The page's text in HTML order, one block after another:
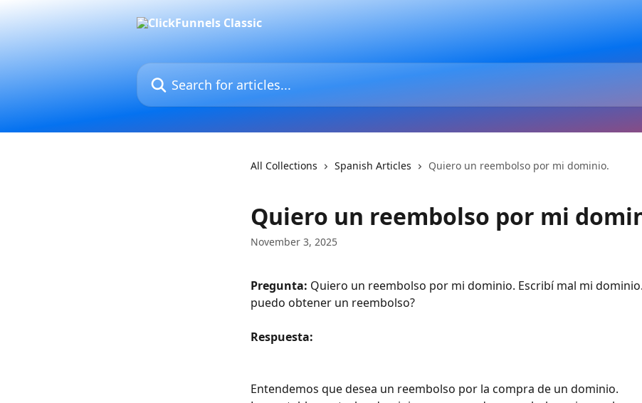
Search for articles...
All Collections Spanish Articles Quiero un reembolso por mi dominio.
Quiero un reembolso por mi
November 3, 2025
Pregunta: Quiero un reembolso por mi dominio. Escribí mal mi
puedo obtener un reembolso?
Respuesta:
Entendemos que desea un reembolso por la compra de un dominio.